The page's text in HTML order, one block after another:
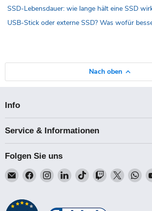
SSD-Lebensdauer: wie lange hält eine SSD
USB-Stick oder externe SSD? Was wofür
Nach oben
Info
Service & Informationen
Folgen Sie uns
Email
Talk-
Finden
Sie
auf
Finden
Sie
auf
Finden
Sie
auf
Finden
Sie
auf
Finden
Sie
Finden
Sie
Sie